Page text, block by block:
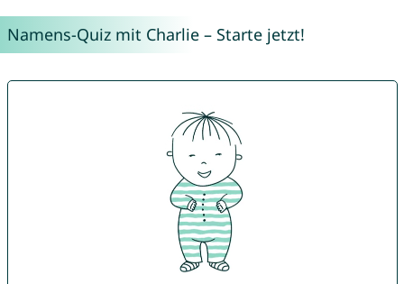
Namens-Quiz mit Charlie – Starte jetzt!